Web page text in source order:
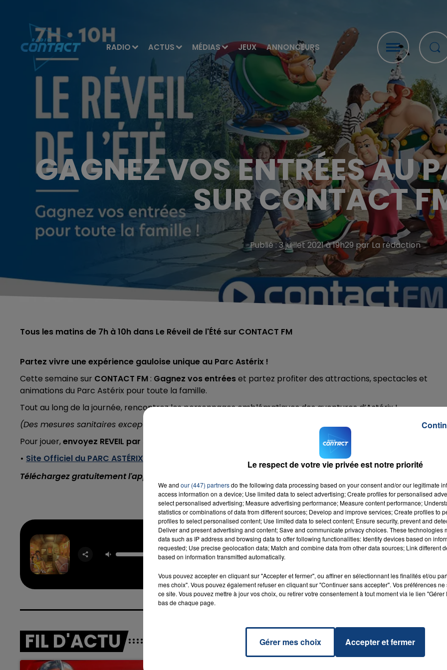
RADIO ACTUS MÉDIAS JEUX ANNONCEURS
16h00 - 20h00
LA TEAM DU WEEK-END
7h00 - 12h00
LA TEAM DU WEEK-
GAGNEZ VOS ENTRÉES AU
SUR CONTACT
Publié : 3 juillet 2021 à 19h29 par La rédaction
Tous les matins de 7h à 10h dans Le Réveil de l'Été sur CONTACT FM
Partez vivre une expérience gauloise unique au Parc Astérix !
Cette semaine sur CONTACT FM : Gagnez vos entréeset partez profiter des attractions, spectacles et
animations du Parc Astérix pour toute la famille.
Tout au long de la journée, rencontrez les personnages emblématiques des aventures d’Astérix !
(Des mesures sanitaires exceptionnelles sont mises en place sur l’ensemble du parc)
Pour jouer,envoyez REVEIL par sms au 7 14 15
• Site Officiel du PARC ASTÉRIX
Téléchargez gratuitement l'application Contact FM sur
Calm Down
REMA
RADIO CONTACT
FIL D'ACTU
Le respect de votre vie privée est notre priorité
We and our (447) partnersdo the following data processing based on your consent and/or our legitimate
access information on a device; Use limited data to select advertising; Create profiles for personalised
select personalised advertising; Measure advertising performance; Measure content performance;
statistics or combinations of data from different sources; Develop and improve services; Create profiles to
profiles to select personalised content; Use limited data to select content; Ensure security, prevent and
Deliver and present advertising and content; Save and communicate privacy choices. These technologies
data such as IP address and browsing data to offer following functionalities: Identify devices based on
requested; Use precise geolocation data; Match and combine data from other data sources; Link different
based on information transmitted automatically.
Vous pouvez accepter en cliquant sur "Accepter et fermer", ou affiner en sélectionnant les finalités et/ou
mes choix". Vous pouvez également refuser en cliquant sur "Continuer sans accepter". Vos préférences
ce site. Vous pouvez mettre à jour vos choix, ou retirer votre consentement à tout moment via le lien
bas de chaque page.
Gérer mes choix Accepter et fermer